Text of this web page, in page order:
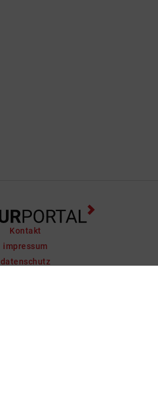
Kontakt
impressum
datenschutz